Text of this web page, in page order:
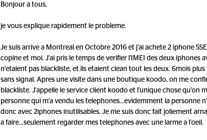
Bonjour a tous,
je vous explique rapidement le probleme.
Je suis arrive a Montreal en Octobre 2016 et j'ai achete 2 iphone
copine et moi. J'ai pris le temps de verifier l'IMEI des deux iphones
n'etaient pas blackliste, et ils etaient clean tout les deux. 6mois
sans signal. Apres une visite dans une boutique koodo, on me
blackliste. J'appelle le service client koodo et l'unique chose qu'on
personne qui m'a vendu les telephones...evidemment la personne
donc avec 2iphones inutilisables. Je me suis donc fait joliement
a faire...seulement regarder mes telephones avec une larme a l'oeil.